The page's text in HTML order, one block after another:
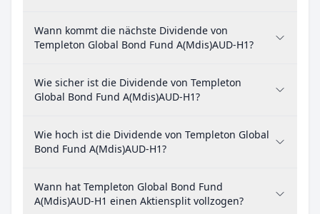
Wann kommt die nächste Dividende von
Templeton Global Bond Fund A(Mdis)AUD-H1?
Wie sicher ist die Dividende von Templeton
Global Bond Fund A(Mdis)AUD-H1?
Wie hoch ist die Dividende von Templeton Global
Bond Fund A(Mdis)AUD-H1?
Wann hat Templeton Global Bond Fund
A(Mdis)AUD-H1 einen Aktiensplit vollzogen?